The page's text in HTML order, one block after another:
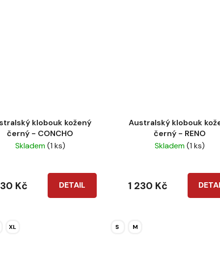
klobouk kožený
černý - CONCHO
Skladem(1 ks)
DETAIL
Kč
XL
Australský klobouk
černý - RENO
Skladem(1 ks)
1 230 Kč
S M